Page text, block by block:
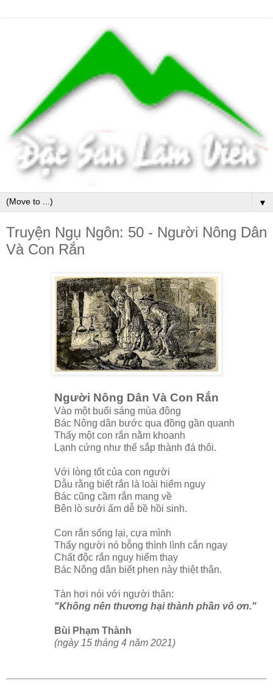
▼
Truyện Ngụ Ngôn: 50 - Người Nông Dân
Và Con Rắn
Người Nông Dân Và Con Rắn
Vào một buổi sáng mùa đông
Bác Nông dân bước qua đồng gần quanh
Thấy một con rắn nằm khoanh
Lạnh cứng như thể sắp thành đá thôi.
Với lòng tốt của con người
Dẫu rằng biết rắn là loài hiểm nguy
Bác cũng cầm rắn mang về
Bên lò sưởi ấm dễ bề hồi sinh.
Con rắn sống lại, cựa mình
Thấy người nó bỗng thình lình cắn ngay
Chất độc rắn nguy hiểm thay
Bác Nông dân biết phen này thiệt thân.
Tàn hơi nói với người thân:
"Không nên thương hại thành phần vô ơn."
Bùi Phạm Thành
(ngày 15 tháng 4 năm 2021)